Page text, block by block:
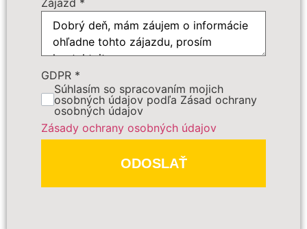
GDPR *
Súhlasím so spracovaním mojich
osobných údajov podľa Zásad ochrany
osobných údajov
Zásady ochrany osobných údajov
ODOSLAŤ
Počet osôb*
Cena zájazdu
Dôležité: